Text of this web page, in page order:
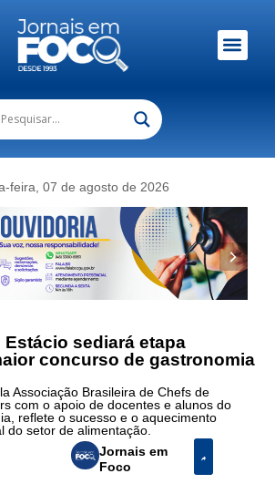
feira, 07 de agosto de 2026
sediará etapa
concurso de gastronomia
Associação Brasileira de Chefs de
com o apoio de docentes e alunos do
reflete o sucesso e o aquecimento
do setor de alimentação.
Jornais em
Foco